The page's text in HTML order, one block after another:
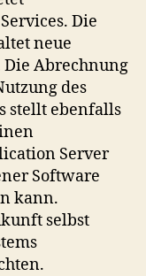
Die
neue
Die Abrechnung
des
stellt ebenfalls
Server
Software
kann.
selbst